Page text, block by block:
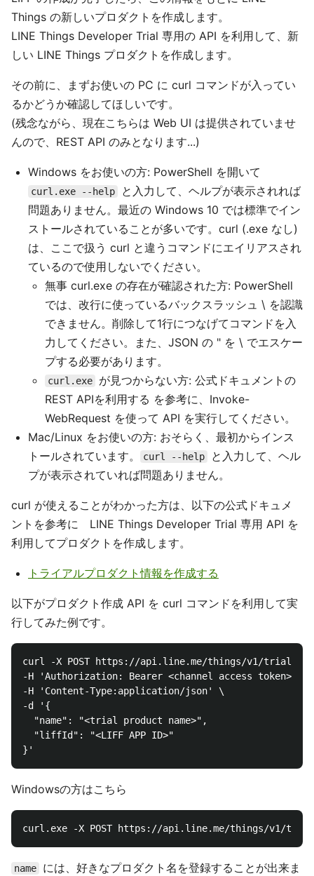
Things の新しいプロダクトを作成します。
LINE Things Developer Trial 専用の API を利用して、新
しい LINE Things プロダクトを作成します。
その前に、まずお使いの PC に curl コマンドが入ってい
るかどうか確認してほしいです。
(残念ながら、現在こちらは Web UI は提供されていませ
んので、REST API のみとなります...)
Windows をお使いの方: PowerShell を開いて
curl.exe --help
と入力して、ヘルプが表示されれば
問題ありません。最近の Windows 10 では標準でイン
ストールされていることが多いです。curl (.exe なし)
は、ここで扱う curl と違うコマンドにエイリアスされ
ているので使用しないでください。
無事 curl.exe の存在が確認された方: PowerShell
では、改行に使っているバックスラッシュ \ を認識
できません。削除して1行につなげてコマンドを入
力してください。また、JSON の " を \ でエスケー
プする必要があります。
curl.exe
が見つからない方: 公式ドキュメントの
REST APIを利用する を参考に、Invoke-
WebRequest を使って API を実行してください。
Mac/Linux をお使いの方: おそらく、最初からインス
トールされています。
curl --help
と入力して、ヘル
プが表示されていれば問題ありません。
curl が使えることがわかった方は、以下の公式ドキュメ
ントを参考に LINE Things Developer Trial 専用 API を
利用してプロダクトを作成します。
トライアルプロダクト情報を作成する
以下がプロダクト作成 API を curl コマンドを利用して実
行してみた例です。
curl -X POST https://api.line.me/things/v1/trial/
-H 'Authorization: Bearer <channel access token>' \
-H 'Content-Type:application/json' \
-d '{
  "name": "<trial product name>",
  "liffId": "<LIFF APP ID>"
Windowsの方はこちら
name
には、好きなプロダクト名を登録することが出来ま